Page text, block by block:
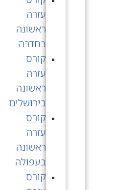
עזרה
ראשונה
בחדרה
קורס
עזרה
ראשונה
בירושלים
קורס
עזרה
ראשונה
בעפולה
קורס